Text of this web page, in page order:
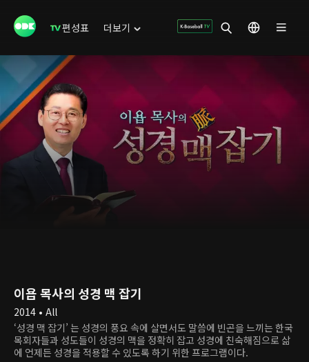
편성표 더보기
이욥 목사의 성경 맥 잡기
2014 • All
‘성경 맥 잡기’ 는 성경의 풍요 속에 살면서도 말씀에 빈곤을 느끼는 한국
목회자들과 성도들이 성경의 맥을 정확히 잡고 성경에 친숙해짐으로 삶
에 언제든 성경을 적용할 수 있도록 하기 위한 프로그램이다.